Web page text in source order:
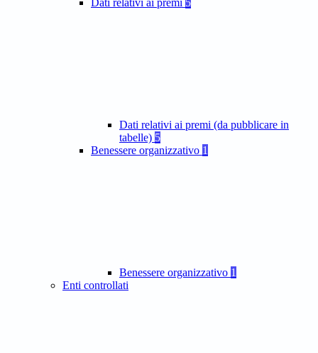
Dati relativi ai premi 5
Dati relativi ai premi (da pubblicare in
tabelle) 5
Benessere organizzativo 1
Benessere organizzativo 1
Enti controllati